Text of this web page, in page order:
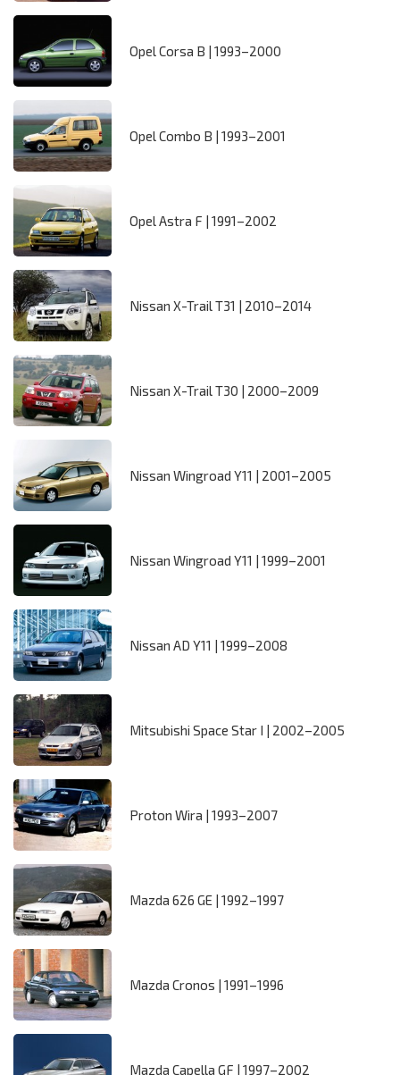
Opel Corsa B | 1993–2000
Opel Combo B | 1993–2001
Opel Astra F | 1991–2002
Nissan X-Trail T31 | 2010–2014
Nissan X-Trail T30 | 2000–2009
Nissan Wingroad Y11 | 2001–2005
Nissan Wingroad Y11 | 1999–2001
Nissan AD Y11 | 1999–2008
Mitsubishi Space Star I | 2002–2005
Proton Wira | 1993–2007
Mazda 626 GE | 1992–1997
Mazda Cronos | 1991–1996
Mazda Capella GF | 1997–2002